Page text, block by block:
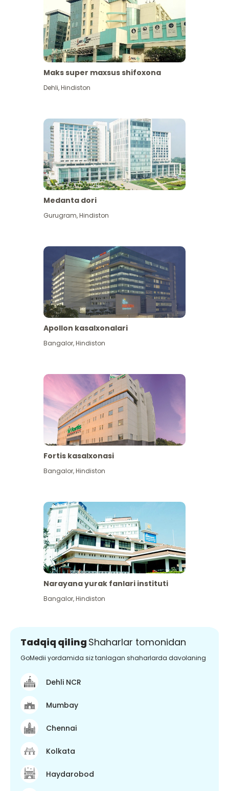
Maks super maxsus shifoxona
Dehli,Hindiston
Medanta dori
Gurugram,Hindiston
Apollon kasalxonalari
Bangalor,Hindiston
Fortis kasalxonasi
Bangalor,Hindiston
Narayana yurak fanlari instituti
Bangalor,Hindiston
Tadqiq qiling Shaharlar tomonidan
GoMedii yordamida siz tanlagan shaharlarda davolaning
Dehli NCR
Mumbay
Chennai
Kolkata
Haydarobod